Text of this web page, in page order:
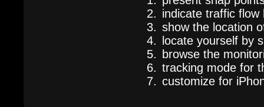
indicate traffic flow
show the location
locate yourself by
browse the
tracking mode for
customize for